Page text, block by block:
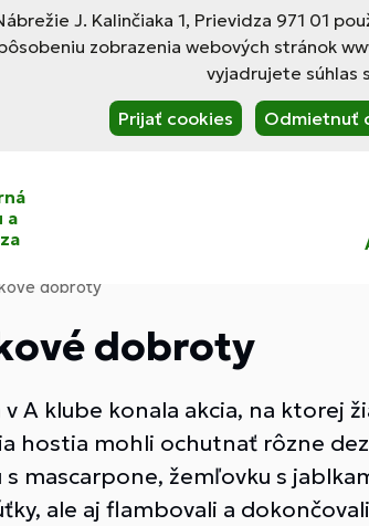
J. Kalinčiaka 1, Prievidza 971 01
zobrazenia webových stránok
vyjadrujete súhlas
Prijať cookies Odmietnuť
a
dobroty
dobroty
v A klube konala akcia, na
hostia mohli ochutnať rôzne
mascarpone, žemľovku s
ale aj flambovali a